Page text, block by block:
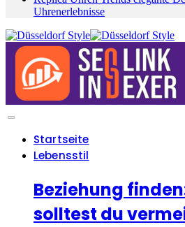
Uhrenerlebnisse
Startseite
Lebensstil
Beziehung
solltest du